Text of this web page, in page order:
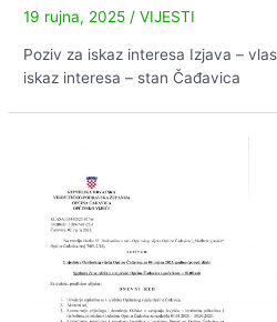
19 rujna, 2025 /VIJESTI
Poziv za iskaz interesa Izjava –
iskaz interesa – stan Čađavica